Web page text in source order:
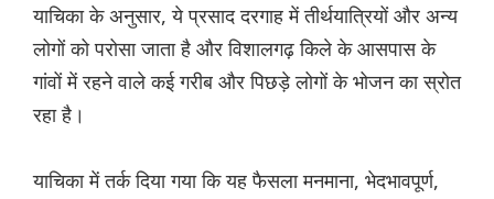
याचिका के अनुसार, ये प्रसाद दरगाह में तीर्थयात्रियों और अन्य
लोगों को परोसा जाता है और विशालगढ़ किले के आसपास के
गांवों में रहने वाले कई गरीब और पिछड़े लोगों के भोजन का स्रोत
रहा है।
याचिका में तर्क दिया गया कि यह फैसला मनमाना, भेदभावपूर्ण,